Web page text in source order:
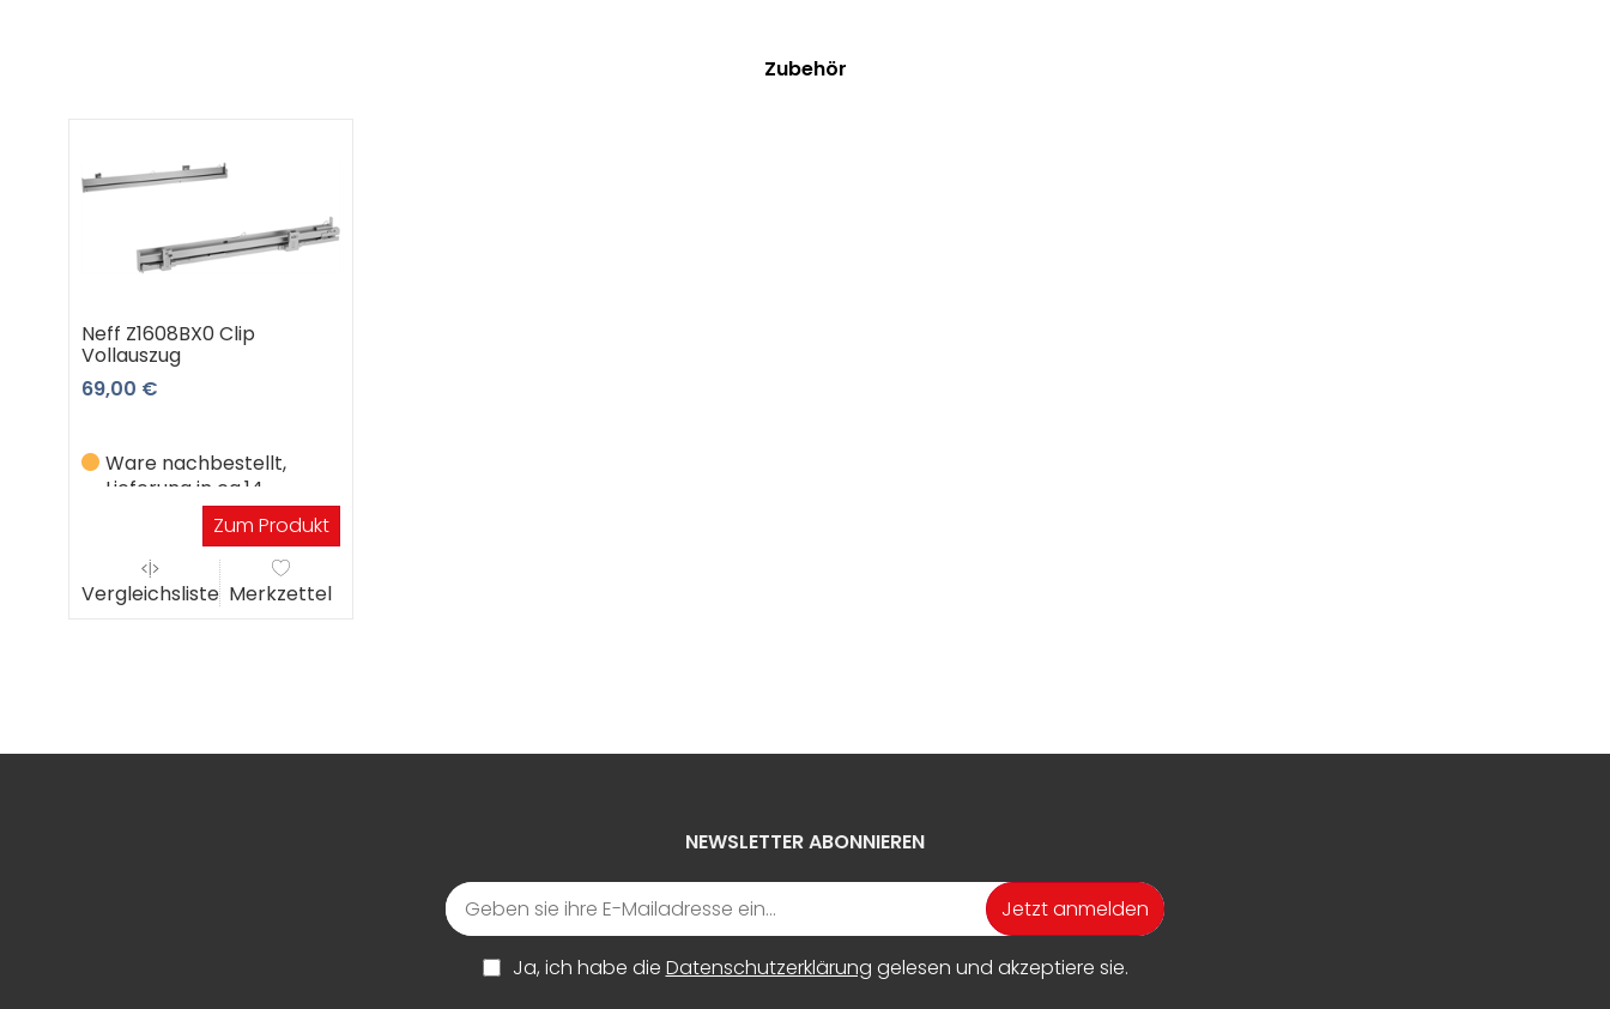
Zubehör
Neff Z1608BX0 Clip
Vollauszug
69,00 €
Ware nachbestellt,
Lieferung in ca.14
WerktagenZum Produkt
Vergleichsliste Merkzettel
NEWSLETTER ABONNIEREN
Jetzt anmelden
Ja, ich habe die Datenschutzerklärung gelesen und akzeptiere sie.